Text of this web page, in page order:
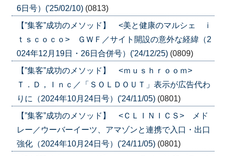
6日号）('25/02/10) (0813)
【”集客”成功のメソッド】 <美と健康のマルシェ ｉ
ｔｓｃｏｃｏ> ＧＷＦ／サイト開設の意外な経緯（2
024年12月19日・26日合併号）('24/12/25) (0809)
【”集客”成功のメソッド】 <ｍｕｓｈｒｏｏｍ>
Ｔ．Ｄ，Ｉｎｃ／「ＳＯＬＤＯＵＴ」表示が広告代わ
りに（2024年10月24日号）('24/11/05) (0801)
【”集客”成功のメソッド】 <ＣＬＩＮＩＣＳ> メド
レー／ウーバーイーツ、アマゾンと連携で入口・出口
強化（2024年10月24日号）('24/11/05) (0801)